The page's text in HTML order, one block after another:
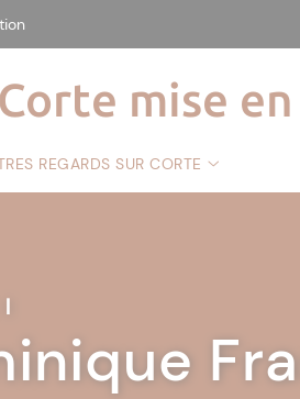
Corte mise en
REGARDS SUR CORTE
|